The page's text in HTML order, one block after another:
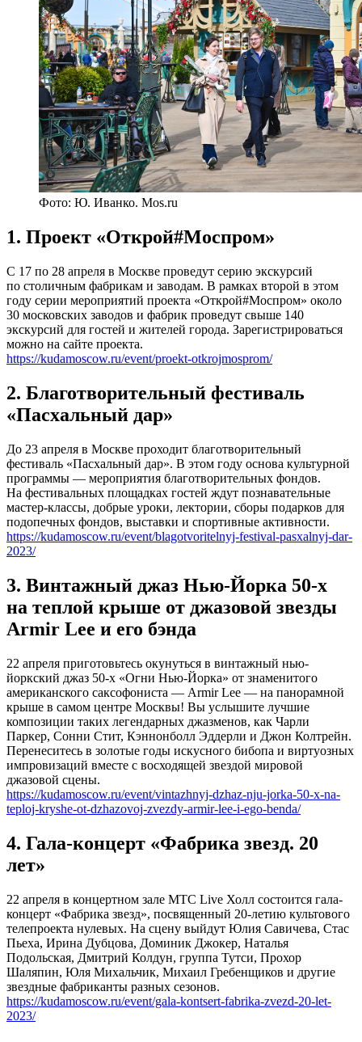
Фото: Ю. Иванко. Mos.ru
1. Проект «Открой#Моспром»
С 17 по 28 апреля в Москве проведут серию экскурсий
по столичным фабрикам и заводам. В рамках второй в этом
году серии мероприятий проекта «Открой#Моспром» около
30 московских заводов и фабрик проведут свыше 140
экскурсий для гостей и жителей города. Зарегистрироваться
можно на сайте проекта.
https://kudamoscow.ru/event/proekt-otkrojmosprom/
2. Благотворительный фестиваль
«Пасхальный дар»
До 23 апреля в Москве проходит благотворительный
фестиваль «Пасхальный дар». В этом году основа культурной
программы — мероприятия благотворительных фондов.
На фестивальных площадках гостей ждут познавательные
мастер-классы, добрые уроки, лектории, сборы подарков для
подопечных фондов, выставки и спортивные активности.
https://kudamoscow.ru/event/blagotvoritelnyj-festival-pasxalnyj-dar-
2023/
3. Винтажный джаз Нью-Йорка 50-х
на теплой крыше от джазовой звезды
Armir Lee и его бэнда
22 апреля приготовьтесь окунуться в винтажный нью-
йоркский джаз 50-х «Огни Нью-Йорка» от знаменитого
американского саксофониста — Armir Lee — на панорамной
крыше в самом центре Москвы! Вы услышите лучшие
композиции таких легендарных джазменов, как Чарли
Паркер, Сонни Стит, Кэннонболл Эддерли и Джон Колтрейн.
Перенеситесь в золотые годы искусного бибопа и виртуозных
импровизаций вместе с восходящей звездой мировой
джазовой сцены.
https://kudamoscow.ru/event/vintazhnyj-dzhaz-nju-jorka-50-x-na-
teploj-kryshe-ot-dzhazovoj-zvezdy-armir-lee-i-ego-benda/
4. Гала-концерт «Фабрика звезд. 20
лет»
22 апреля в концертном зале МТС Live Холл состоится гала-
концерт «Фабрика звезд», посвященный 20-летию культового
телепроекта нулевых. На сцену выйдут Юлия Савичева, Стас
Пьеха, Ирина Дубцова, Доминик Джокер, Наталья
Подольская, Дмитрий Колдун, группа Тутси, Прохор
Шаляпин, Юля Михальчик, Михаил Гребенщиков и другие
звездные фабриканты разных сезонов.
https://kudamoscow.ru/event/gala-kontsert-fabrika-zvezd-20-let-
2023/